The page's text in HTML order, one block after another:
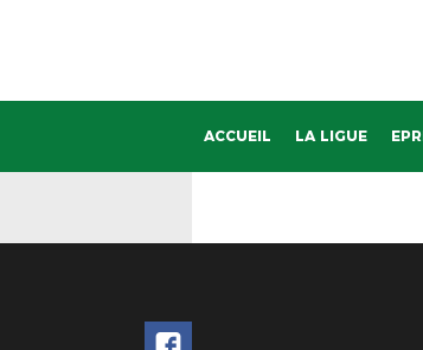
ACCUEIL LA LIGUE